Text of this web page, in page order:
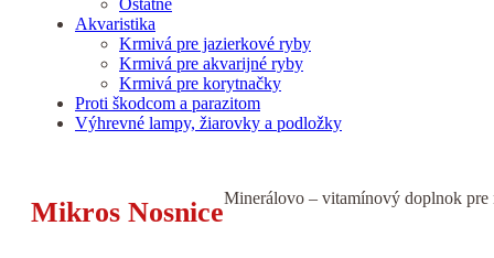
Ostatné
Akvaristika
Krmivá pre jazierkové ryby
Krmivá pre akvarijné ryby
Krmivá pre korytnačky
Proti škodcom a parazitom
Výhrevné lampy, žiarovky a podložky
Mikros NosniceMinerálovo – vitamínový doplnok pre